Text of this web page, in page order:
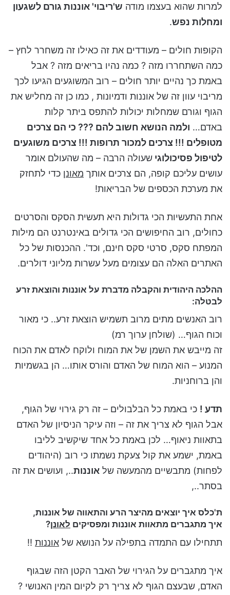
למרות שהוא בעצמו מודה ש'ריבוי' אוננות גורם לשגעון
ומחלות נפש.
הקופות חולים – מעודדים את זה כאילו זה משחרר לחץ –
כמה השתחררו מזה ? כמה נהיו בריאים מזה ? אבל
באמת כך נהיים יותר חולים – רוב המשוגעים הגיעו לכך
מריבוי עוון זה של אוננות ודמיונות , כמו כן זה מחליש את
הגוף וגורם שמחלות יכולות להתפס ביתר קלות
באדם… ולמה הנושא חשוב להם ??? כי הם צרכים
מטופלים !!! צרכים למכור תרופות !!! צרכים משוגעים
לטיפול פסיכולוגי שעולה הרבה – מה שהעולם אומר
עושים עליכם קופה, הם צרכים אותך מאונן כדי לתחזק
את מערכת הכספים של הבריאות!
אחת התעשיות הכי גדולות היא תעשית הסקס והסרטים
כחולים, רוב החיפושים הכי גדולים באינטרנט הם מילות
המפתח סקס, סרטי סקס חינם, וכד'. ההכנסות של כל
האתרים האלה הם עצומים מעל עשרות מליוני דולרים.
ההלכה היהודית והקבלה מדברת על אוננות והוצאת זרע
לבטלה:
רוב האנשים מתים מרוב תשמיש הוצאת זרע.. כי מאור
וכוח הגוף… (שולחן ערוך רמ)
זה מייבש את השמן של את המוח ולוקח לאדם את הכוח
המנוע – הוא המוח של האדם והורס אותו… הן בגשמיות
והן ברוחניות.
תדע ! כי באמת כל הבלבולים – זה רק גירוי של הגוף,
אבל הגוף לא צריך את זה – וזה עיקר הניסיון של האדם
בתאוות ניאוף… לכן באמת כל אחד שיקשיב לליבו
באמת, ישמע את קול צעקת נשמתו כי רוב (היהודים
לפחות) מתבשיים מהמעשה של אוננות.., ועושים את זה
בסתר..,
ת'כלס איך יוצאים מהיצר הרע והתאווה של אוננות,
איך מתגברים מתאוות אוננות ומפסיקים לאונן?
תתחילו עם התמדה בתפילה על הנושא של אוננות !!
איך מתגברים על הגירוי של האבר הקטן הזה שבגוף
האדם, שבעצם הגוף לא צריך רק לקיום המין האנושי ?